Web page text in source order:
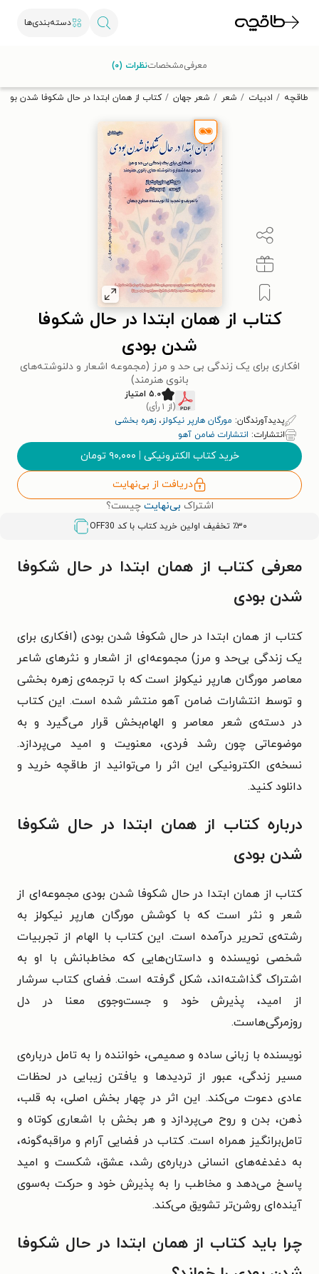
دسته‌بندی‌ها
تخفیف از طاقچه دریافت کن.
طاقچه ادبیات شعر شعر جهان کتاب از همان ابتدا در حال شکوفا شدن بودی
کتاب از همان ابتدا در حال شکوفا
شدن بودی
افکاری برای یک زندگی بی حد و مرز (مجموعه اشعار و دلنوشته‌های
بانوی هنرمند)
۵.۰ امتیاز
(از ۱ رأی)
پدیدآورندگان: مورگان هارپر نیكولز، زهره بخشی
انتشارات: انتشارات ضامن آهو
خرید کتاب الکترونیکی | ۹۰,۰۰۰ تومان
دریافت از بی‌نهایت
اشتراک بی‌نهایت چیست؟
٪۳۰ تخفیف اولین خرید کتاب با کد OFF30
معرفیمشخصاتنظرات (۰)
معرفی کتاب از همان ابتدا در حال شکوفا
شدن بودی
کتاب از همان ابتدا در حال شکوفا شدن بودی (افکاری برای
یک زندگی بی‌حد و مرز) مجموعه‌ای از اشعار و نثرهای شاعر
معاصر مورگان هارپر نیکولز است که با ترجمه‌ی زهره بخشی
و توسط انتشارات ضامن آهو منتشر شده است. این کتاب
در دسته‌ی شعر معاصر و الهام‌بخش قرار می‌گیرد و به
موضوعاتی چون رشد فردی، معنویت و امید می‌پردازد.
نسخه‌ی الکترونیکی این اثر را می‌توانید از طاقچه خرید و
دانلود کنید.
درباره کتاب از همان ابتدا در حال شکوفا
شدن بودی
کتاب از همان ابتدا در حال شکوفا شدن بودی مجموعه‌ای از
شعر و نثر است که با کوشش مورگان هارپر نیکولز به
رشته‌ی تحریر درآمده است. این کتاب با الهام از تجربیات
شخصی نویسنده و داستان‌هایی که مخاطبانش با او به
اشتراک گذاشته‌اند، شکل گرفته است. فضای کتاب سرشار
از امید، پذیرش خود و جست‌وجوی معنا در دل
روزمرگی‌هاست.
نویسنده با زبانی ساده و صمیمی، خواننده را به تامل درباره‌ی
مسیر زندگی، عبور از تردیدها و یافتن زیبایی در لحظات
عادی دعوت می‌کند. این اثر در چهار بخش اصلی، به قلب،
ذهن، بدن و روح می‌پردازد و هر بخش با اشعاری کوتاه و
تامل‌برانگیز همراه است. کتاب در فضایی آرام و مراقبه‌گونه،
به دغدغه‌های انسانی درباره‌ی رشد، عشق، شکست و امید
پاسخ می‌دهد و مخاطب را به پذیرش خود و حرکت به‌سوی
آینده‌ای روشن‌تر تشویق می‌کند.
چرا باید کتاب از همان ابتدا در حال شکوفا